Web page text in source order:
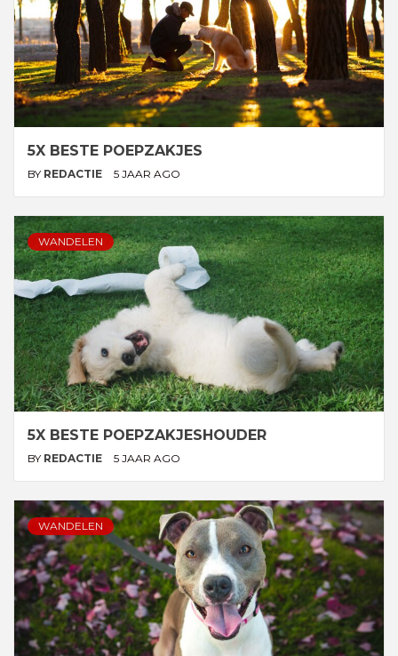
5X BESTE POEPZAKJES
BY REDACTIE 5 JAAR AGO
WANDELEN
5X BESTE POEPZAKJESHOUDER
BY REDACTIE 5 JAAR AGO
WANDELEN